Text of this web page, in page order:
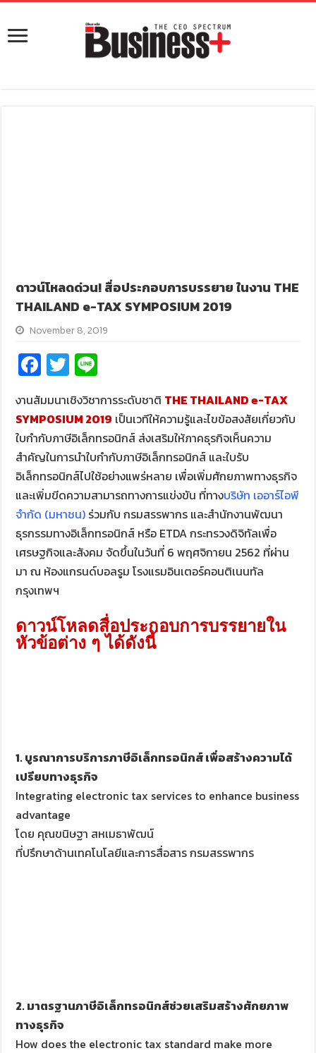
ดาวน์โหลดด่วน! สื่อประกอบการบรรยาย ในงาน THE
THAILAND e-TAX SYMPOSIUM 2019
November 8, 2019
Fa
ce
b
o
o
k
T
wi
tt
er
e
งานสัมมนาเชิงวิชาการระดับชาติ THE THAILAND e-TAX
SYMPOSIUM 2019 เป็นเวทีให้ความรู้และไขข้อสงสัยเกี่ยวกับ
ใบกำกับภาษีอิเล็กทรอนิกส์ ส่งเสริมให้ภาคธุรกิจเห็นความ
สำคัญในการนำใบกำกับภาษีอิเล็กทรอนิกส์ และใบรับ
อิเล็กทรอนิกส์ไปใช้อย่างแพร่หลาย เพื่อเพิ่มศักยภาพทางธุรกิจ
และเพิ่มขีดความสามารถทางการแข่งขัน ที่ทางบริษัท เออาร์ไอพี
จำกัด (มหาชน) ร่วมกับ กรมสรรพากร และสำนักงานพัฒนา
ธุรกรรมทางอิเล็กทรอนิกส์ หรือ ETDA กระทรวงดิจิทัลเพื่อ
เศรษฐกิจและสังคม จัดขึ้นในวันที่ 6 พฤศจิกายน 2562 ที่ผ่าน
มา ณ ห้องแกรนด์บอลรูม โรงแรมอินเตอร์คอนติเนนทัล
กรุงเทพฯ
ดาวน์โหลดสื่อประกอบการบรรยายใน
หัวข้อต่าง ๆ ได้ดังนี้
1. บูรณาการบริการภาษีอิเล็กทรอนิกส์ เพื่อสร้างความได้
เปรียบทางธุรกิจ
Integrating electronic tax services to enhance business
advantage
โดย คุณขนิษฐา สหเมธาพัฒน์
ที่ปรึกษาด้านเทคโนโลยีและการสื่อสาร กรมสรรพากร
2. มาตรฐานภาษีอิเล็กทรอนิกส์ช่วยเสริมสร้างศักยภาพ
ทางธุรกิจ
How does the electronic tax standard make more